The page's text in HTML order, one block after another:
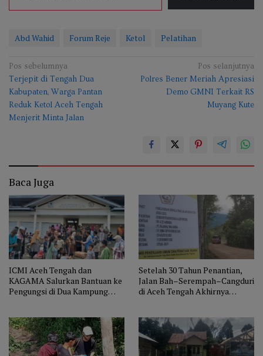
Abd Wahid Forum Reje Ketol Pelatihan
Navigasi
pos
Pos sebelumnya
Terjepit di Tengah Dua
Kabupaten, Warga Pantan
Reduk Ketol Aceh Tengah
Menjerit Minta Jalan
Pos selanjutnya
Polres Bener Meriah Apresiasi
Demo GMNI Terkait RS
Muyang Kute
13
Baca Juga
ICMI Aceh Tengah dan
KAGAMA Salurkan Bantuan ke
Pengungsi di Dua Kampung
Setelah 30 Tahun Penantian,
Jalan Bah–Serempah–Cangduri
di Aceh Tengah Akhirnya